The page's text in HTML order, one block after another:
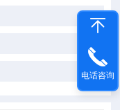
电话咨询